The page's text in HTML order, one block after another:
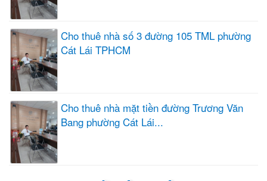
Cho thuê nhà số 3 đường 105 TML phường
Cát Lái TPHCM
Cho thuê nhà mặt tiền đường Trương Văn
Bang phường Cát Lái...